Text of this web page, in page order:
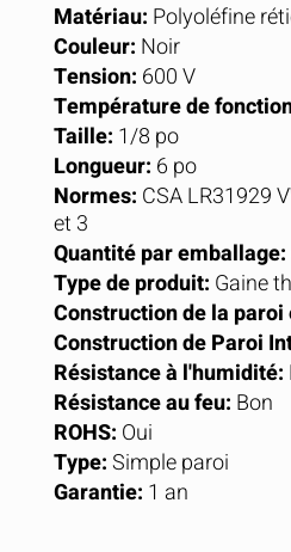
Matériau: Polyoléfine
Couleur: Noir
Tension: 600 V
Température de
Taille: 1/8 po
Longueur: 6 po
Normes: CSA LR31929
et 3
Quantité par emballage:
Type de produit: Gaine
Construction de la
Construction de Paroi
Résistance à l'humidité:
Résistance au feu: Bon
ROHS: Oui
Type:Simple paroi
Garantie: 1 an